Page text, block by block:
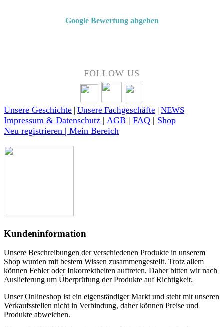
Google Bewertung abgeben
FOLLOW US
Unsere Geschichte | Unsere Fachgeschäfte | NEWS
Impressum & Datenschutz | AGB | FAQ | Shop
Neu registrieren | Mein Bereich
Kundeninformation
Unsere Beschreibungen der verschiedenen Produkte in unserem
Shop wurden mit bestem Wissen zusammengestellt. Trotz allem
können Fehler oder Inkorrektheiten auftreten. Daher bitten wir nach
Auslieferung um Überprüfung der Produkte auf Richtigkeit.
Unser Onlineshop ist ein eigenständiger Markt und steht mit unseren
Verkaufsstellen nicht in Verbindung, daher können Preise und
Produkte abweichen.